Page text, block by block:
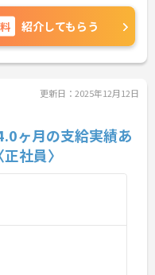
紹介してもらう
更新日：2025年12月12日
ヶ月の支給実績あ
社員〉